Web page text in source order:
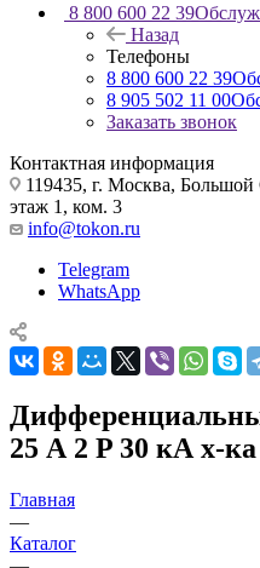
8 800 600 22 39
Назад
Телефоны
8 800 600 22 39
8 905 502 11 00
Заказать звонок
Контактная информация
119435, г. Москва,
этаж 1, ком. 3
info@tokon.ru
Telegram
WhatsApp
25 А 2 P 30 кА х-
Главная
—
Каталог